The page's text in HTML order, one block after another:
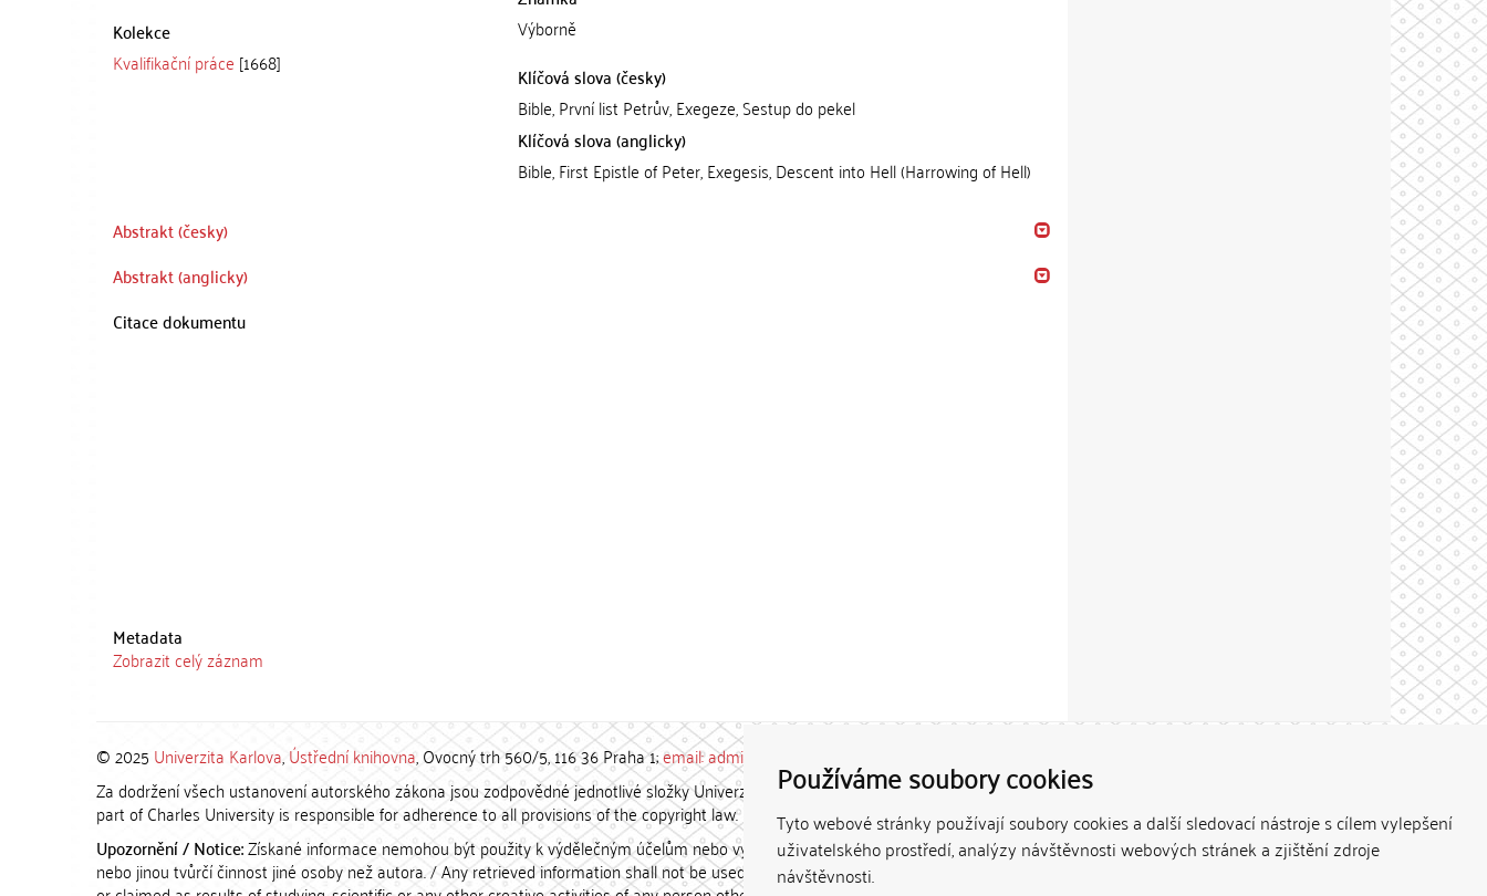
Používáme soubory cookies
Tyto webové stránky používají soubory cookies a další sledovací nástroje s cílem vylepšení
uživatelského prostředí, analýzy návštěvnosti webových stránek a zjištění zdroje
návštěvnosti.
Kolekce
Kvalifikační práce [1668]
Výborně
Klíčová slova (česky)
Bible, První list Petrův, Exegeze, Sestup do pekel
Klíčová slova (anglicky)
Bible, First Epistle of Peter, Exegesis, Descent into Hell (Harrowing of Hell)
Abstrakt (česky)
Abstrakt (anglicky)
Citace dokumentu
Metadata
Zobrazit celý záznam
© 2025 Univerzita Karlova,Ústřední knihovna, Ovocný trh 560/5, 116 36 Praha 1;email: admin-repozitar [at] cuni.cz
Za dodržení všech ustanovení autorského zákona jsou zodpovědné jednotlivé složky Univerzity Karlovy. / Each constituent
part of Charles University is responsible for adherence to all provisions of the copyright law.
Upozornění / Notice:Získané informace nemohou být použity k výdělečným účelům nebo vydávány za studijní, vědeckou
nebo jinou tvůrčí činnost jiné osoby než autora. / Any retrieved information shall not be used for any commercial purposes